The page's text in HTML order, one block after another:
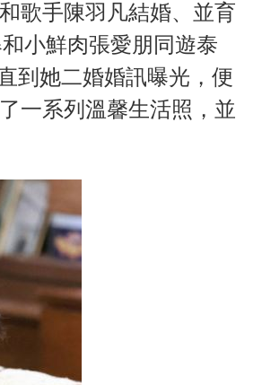
M
t
e
歌手陳羽凡結婚、並育
小鮮肉張愛朋同遊泰
到她二婚婚訊曝光，便
一系列溫馨生活照，並